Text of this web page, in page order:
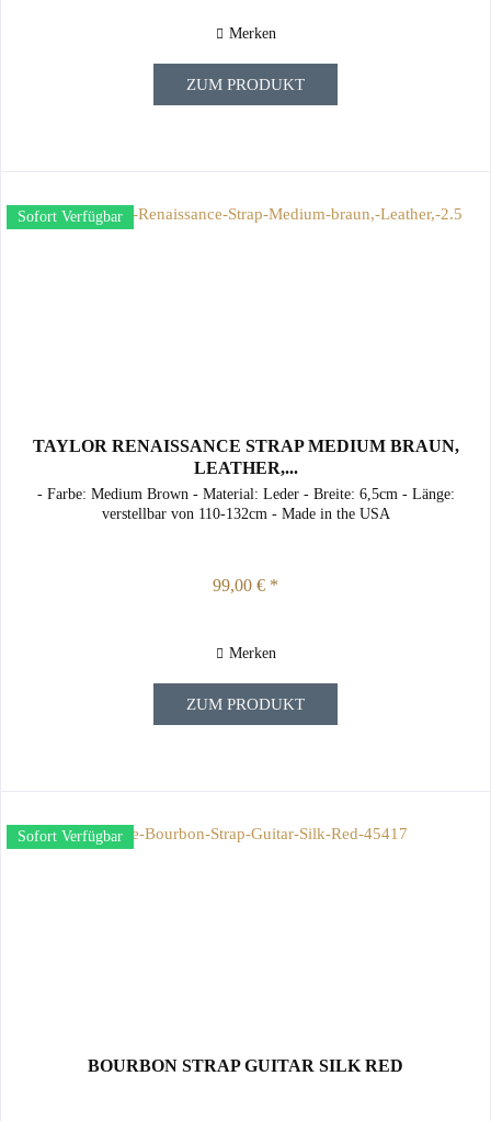
Merken
ZUM PRODUKT
Sofort Verfügbar
TAYLOR RENAISSANCE STRAP MEDIUM BRAUN,
LEATHER,...
- Farbe: Medium Brown - Material: Leder - Breite: 6,5cm - Länge:
verstellbar von 110-132cm - Made in the USA
99,00 € *
Merken
ZUM PRODUKT
Sofort Verfügbar
BOURBON STRAP GUITAR SILK RED